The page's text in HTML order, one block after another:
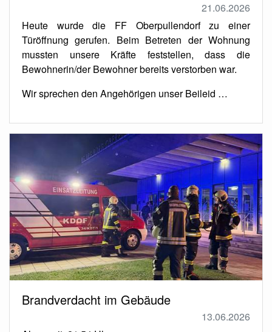
21.06.2026
Heute wurde die FF Oberpullendorf zu einer
Türöffnung gerufen. Beim Betreten der Wohnung
mussten unsere Kräfte feststellen, dass die
Bewohnerin/der Bewohner bereits verstorben war.
Wir sprechen den Angehörigen unser Beileid …
Brandverdacht im Gebäude
13.06.2026